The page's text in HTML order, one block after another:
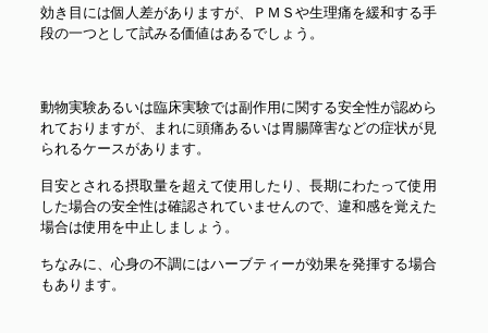
効き目には個人差がありますが、ＰＭＳや生理痛を緩和する手
段の一つとして試みる価値はあるでしょう。
動物実験あるいは臨床実験では副作用に関する安全性が認めら
れておりますが、まれに頭痛あるいは胃腸障害などの症状が見
られるケースがあります。
目安とされる摂取量を超えて使用したり、長期にわたって使用
した場合の安全性は確認されていませんので、違和感を覚えた
場合は使用を中止しましょう。
ちなみに、心身の不調にはハーブティーが効果を発揮する場合
もあります。